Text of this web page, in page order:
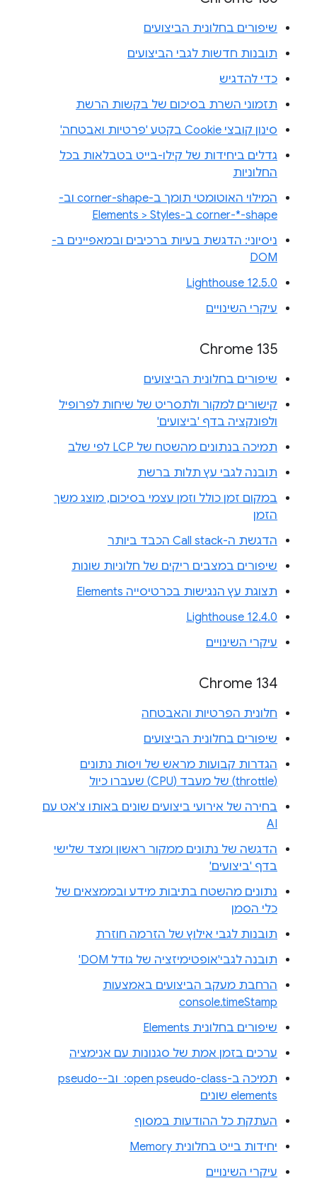
שיפורים בחלונית הביצועים
תובנות חדשות לגבי הביצועים
כדי להדגיש
תזמוני השרת בסיכום של בקשות הרשת
סינון קובצי Cookie בקטע 'פרטיות ואבטחה'
גדלים ביחידות של קילו-בייט בטבלאות בכל
החלוניות
המילוי האוטומטי תומך ב-corner-shape וב-
corner-*-shape ב-Elements > Styles
ניסיוני: הדגשת בעיות ברכיבים ובמאפיינים ב-
DOM
Lighthouse 12.5.0
עיקרי השינויים
Chrome 135
שיפורים בחלונית הביצועים
קישורים למקור ולתסריט של שיחות לפרופיל
ולפונקציה בדף 'ביצועים'
תמיכה בנתונים מהשטח של LCP לפי שלב
תובנה לגבי עץ תלות ברשת
במקום זמן כולל וזמן עצמי בסיכום, מוצג משך
הזמן
הדגשת ה-Call stack הכבד ביותר
שיפורים במצבים ריקים של חלוניות שונות
תצוגת עץ הנגישות בכרטיסייה Elements
Lighthouse 12.4.0
עיקרי השינויים
Chrome 134
חלונית הפרטיות והאבטחה
שיפורים בחלונית הביצועים
הגדרות קבועות מראש של ויסות נתונים
(throttle) של מעבד (CPU) שעברו כיול
בחירה של אירועי ביצועים שונים באותו צ'אט עם
AI
הדגשה של נתונים ממקור ראשון ומצד שלישי
בדף 'ביצועים'
נתונים מהשטח בתיבות מידע ובממצאים של
כלי הסמן
תובנות לגבי אילוץ של הזרמה חוזרת
תובנה לגבי'אופטימיזציה של גודל DOM'
הרחבת מעקב הביצועים באמצעות
console.timeStamp
שיפורים בחלונית Elements
ערכים בזמן אמת של סגנונות עם אנימציה
תמיכה ב-‎ :open pseudo-class וב-pseudo-
elements שונים
העתקת כל ההודעות במסוף
יחידות בייט בחלונית Memory
עיקרי השינויים